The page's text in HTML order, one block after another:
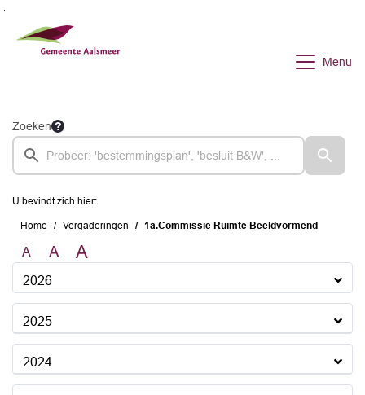
Menu
Zoeken
U bevindt zich hier:
Home Vergaderingen 1a.Commissie Ruimte Beeldvormend
A A A
2026
2025
2024